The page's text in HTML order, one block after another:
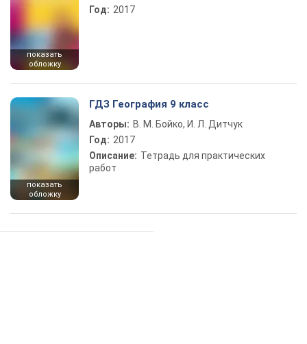
показать
обложку
Год: 2017
показать
обложку
ГДЗ География 9 класс
Авторы: В. М. Бойко, И. Л. Дитчук
Год: 2017
Описание: Тетрадь для практических
работ